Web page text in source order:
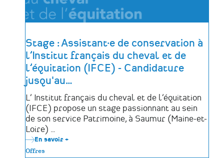
Stage : Assistant·e de conservation à
l’Institut français du cheval et de
l’équitation (IFCE) - Candidature
jusqu'au…
L’ Institut français du cheval et de l’équitation
(IFCE) propose un stage passionnant au sein
de son service Patrimoine, à Saumur (Maine-et-
Loire) …
En savoir +
Offres